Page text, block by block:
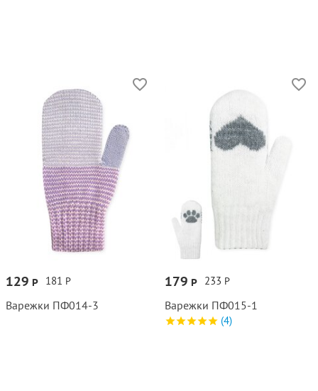
181 Р
129 Р
Варежки ПФ014‑3
233 Р
179 Р
Варежки ПФ015‑1
(4)